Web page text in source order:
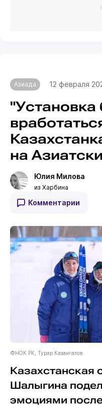
Азиада 12 февраля
"Установка
на
Юлия Милова
из Харбина
Комментарии
©НОК РК, Турар Казангапов
Казахстанская
Шалыгина
эмоциями